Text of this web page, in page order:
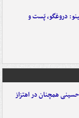
دروغگو، پَست‌ و
همچنان در اهتزاز